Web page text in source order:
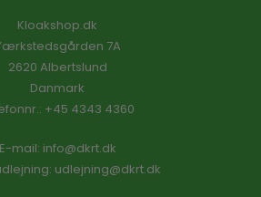
Kloakshop.dk
7A
2620 Albertslund
Danmark
: +45 4343 4360
E-mail: info@dkrt.dk
udlejning@dkrt.dk